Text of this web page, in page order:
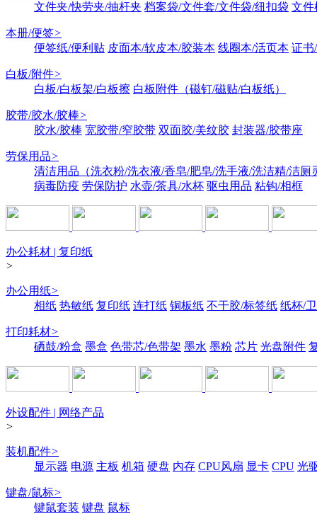
文件夹/快劳夹/抽杆夹 档案袋/文件套/文件袋/纽扣袋 文件
本册/便签>
便签纸/便利贴 皮面本/软皮本/胶装本 线圈本/活页本 证书
白板/附件>
白板/白板架/白板擦 白板附件（磁钉/磁贴/白板纸）
胶带/胶水/胶棒>
胶水/胶棒 宽胶带/窄胶带 双面胶/美纹胶 封装器/胶带座
劳保用品>
清洁用品（洗衣粉/洗衣液/香皂/肥皂/洗手液/洗洁精/洁厕
病毒防疫 劳保防护 水壶/茶具/水杯 驱虫用品 粘钩/相框
办公耗材 | 复印纸
>
办公用纸>
相纸 热敏纸 复印纸 连打纸 铜板纸 不干胶/标签纸 纸杯/
打印耗材>
硒鼓/粉盒 墨盒 色带芯/色带架 墨水 墨粉 芯片 光盘附件
外设配件 | 网络产品
>
装机配件>
显示器 电源 主板 机箱 硬盘 内存 CPU风扇 显卡 CPU 光
键盘/鼠标>
键鼠套装 键盘 鼠标